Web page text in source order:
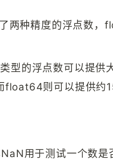
两种精度的浮点数，
型的浮点数可以提供
float64则可以提供约
用于测试一个数是